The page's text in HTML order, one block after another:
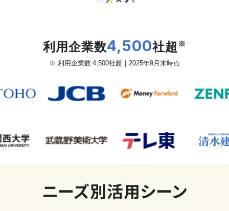
利用企業数4,500社超 ※
※:利用企業数 4,500社超｜2025年9月末時点
ニーズ別活用シーン